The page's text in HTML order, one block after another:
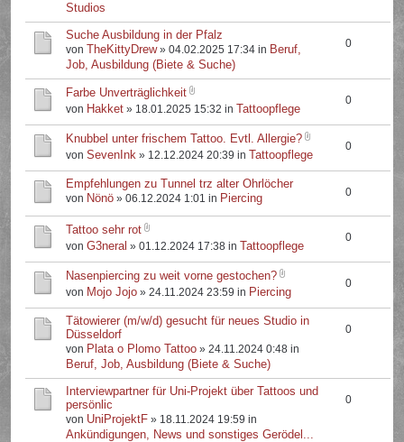
Studios
Suche Ausbildung in der Pfalz
von TheKittyDrew» 04.02.2025 17:34 in Beruf,
Job, Ausbildung (Biete & Suche)
0
Farbe Unverträglichkeit
von Hakket » 18.01.2025 15:32 in Tattoopflege
0
Knubbel unter frischem Tattoo. Evtl. Allergie?
vonSevenInk » 12.12.2024 20:39 in Tattoopflege
0
Empfehlungen zu Tunnel trz alter Ohrlöcher
von Nönö » 06.12.2024 1:01 in Piercing 0
Tattoo sehr rot
vonG3neral » 01.12.2024 17:38 in Tattoopflege
0
Nasenpiercing zu weit vorne gestochen?
von Mojo Jojo » 24.11.2024 23:59 in Piercing
0
Tätowierer (m/w/d) gesucht für neues Studio in
Düsseldorf
von Plata o Plomo Tattoo » 24.11.2024 0:48 in
Beruf, Job, Ausbildung (Biete & Suche)
0
Interviewpartner für Uni-Projekt über Tattoos und
persönlic
von UniProjektF » 18.11.2024 19:59 in
Ankündigungen, News und sonstiges Gerödel...
0